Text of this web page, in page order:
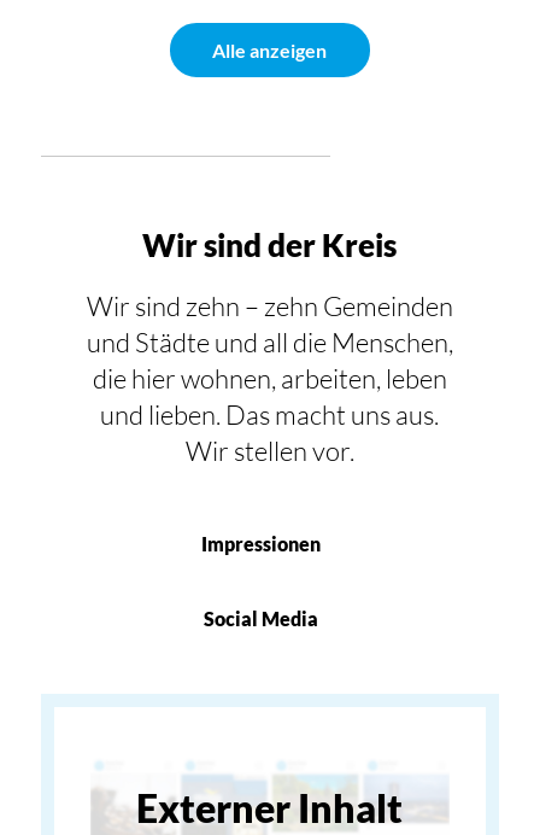
Alle anzeigen
Wir sind der Kreis
Wir sind zehn – zehn Gemeinden
und Städte und all die Menschen,
die hier wohnen, arbeiten, leben
und lieben. Das macht uns aus.
Wir stellen vor.
Impressionen
Social Media
Externer Inhalt